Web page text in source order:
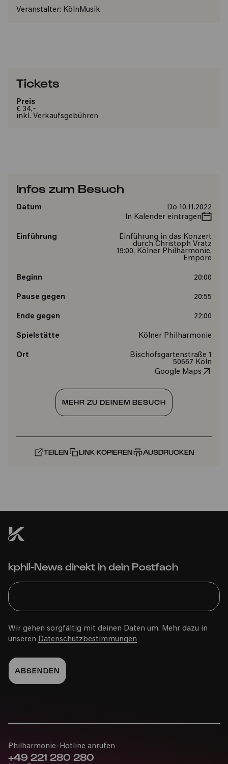
Veranstalter: KölnMusik
Tickets
Preis
€ 34,-
inkl. Verkaufsgebühren
Infos zum Besuch
Datum
Do 10.11.2022
In Kalender eintragen
Einführung
Einführung in das Konzert
durch Christoph Vratz
19:00, Kölner Philharmonie,
Empore
Beginn 20:00
Pause gegen 20:55
Ende gegen 22:00
Spielstätte Kölner Philharmonie
Ort
Bischofsgartenstraße 1
50667 Köln
Google Maps
MEHR ZU DEINEM BESUCH
TEILEN LINK KOPIEREN AUSDRUCKEN
kphil-News direkt in dein Postfach
Wir gehen sorgfältig mit deinen Daten um. Mehr dazu in
unseren Datenschutzbestimmungen
Philharmonie-Hotline anrufen
+49 221 280 280